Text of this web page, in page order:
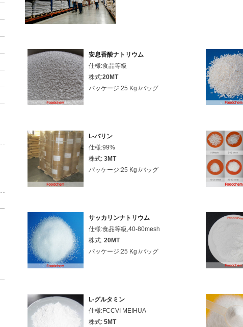
安息香酸ナトリウム
仕様:食品等級
株式:20MT
パッケージ:25 Kg /バッグ
L-バリン
仕様:99%
株式: 3MT
パッケージ:25 Kg /バッグ
サッカリンナトリウム
仕様:食品等級,40-80mesh
株式: 20MT
パッケージ:25 Kg /バッグ
L-グルタミン
仕様:FCCVI MEIHUA
株式: 5MT